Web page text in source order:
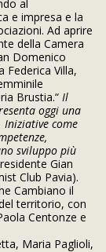
al
e impresa e la
Ad aprire
della Camera
Domenico
Federica Villa,
Brustia.“ Il
oggi una
come
sviluppo più
Gian
Club Pavia).
Cambiano il
territorio, con
Centonze e
Maria Paglioli,